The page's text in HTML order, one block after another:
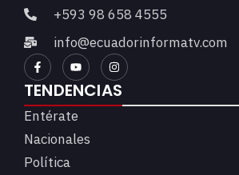
+593 98 658 4555
info@ecuadorinformatv.com
TENDENCIAS
Entérate
Nacionales
Política